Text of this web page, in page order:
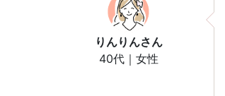
りんりんさん
40代｜女性